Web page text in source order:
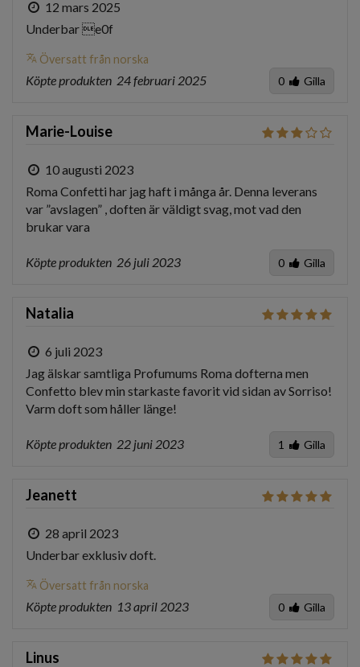
12 mars 2025
Underbar e0f
translate Översatt från norska
Köpte produkten 24 februari 2025 0 Gilla
Marie-Louise
10 augusti 2023
Roma Confetti har jag haft i många år. Denna leverans
var ”avslagen” , doften är väldigt svag, mot vad den
brukar vara
Köpte produkten 26 juli 2023 0 Gilla
Natalia
6 juli 2023
Jag älskar samtliga Profumums Roma dofterna men
Confetto blev min starkaste favorit vid sidan av Sorriso!
Varm doft som håller länge!
Köpte produkten 22 juni 2023 1 Gilla
Jeanett
28 april 2023
Underbar exklusiv doft.
translate Översatt från norska
Köpte produkten 13 april 2023 0 Gilla
Linus